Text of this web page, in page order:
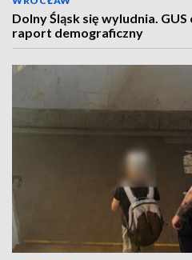
Dolny Śląsk się wyludnia.
raport demograficzny